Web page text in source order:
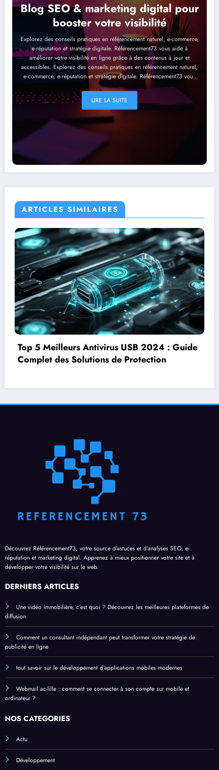
Blog SEO & marketing digital pour
booster votre visibilité
Explorez des conseils pratiques en référencement naturel, e-commerce,
e-réputation et stratégie digitale. Référencement73 vous aide à
améliorer votre visibilité en ligne grâce à des contenus à jour et
accessibles. Explorez des conseils pratiques en référencement naturel,
e-commerce, e-réputation et stratégie digitale. Référencement73 vous
aide à améliorer votre visibilité en ligne grâce à des contenus à jour et
accessibles. Explorez des conseils pratiques en référencement naturel,
e-commerce, e-réputation et stratégie digitale. Référencement73 vous
accessibles. Explorez des conseils pratiques en référencement naturel,
e-commerce, e-réputation et stratégie digitale. Référencement73 vous
aide à améliorer votre visibilité en ligne grâce à des contenus à jour et
accessibles.
LIRE LA SUITE
ARTICLES SIMILAIRES
Voici comment proposer la livraison sur le
bon coin en toute securite et gerer les
Découvrez Référencement73, votre source d’astuces et d’analyses SEO, e-
réputation et marketing digital. Apprenez à mieux positionner votre site et à
développer votre visibilité sur le web.
DERNIERS ARTICLES
Une vidéo immobilière, c’est quoi ? Découvrez les meilleures plateformes de
diffusion
Comment un consultant indépendant peut transformer votre stratégie de
publicité en ligne
tout savoir sur le développement d’applications mobiles modernes
Webmail ac-lille : comment se connecter à son compte sur mobile et
ordinateur ?
NOS CATÉGORIES
Actu
Développement